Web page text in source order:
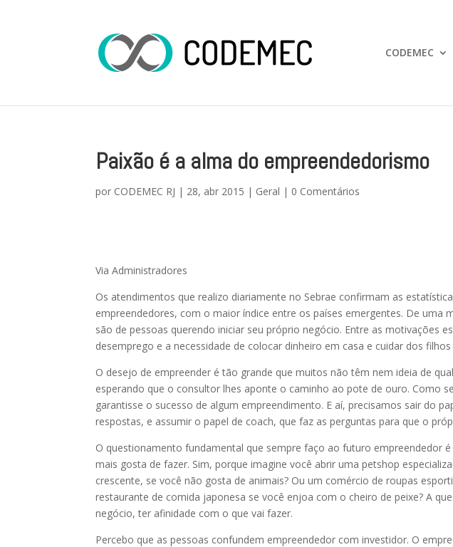
CODEMEC
Paixão é a alma do empreendedorismo
por CODEMEC RJ | 28, abr 2015 | Geral | 0 Comentários
Via Administradores
Os atendimentos que realizo diariamente no Sebrae confirmam as
empreendedores, com o maior índice entre os países emergentes. De uma
são de pessoas querendo iniciar seu próprio negócio. Entre as motivações
desemprego e a necessidade de colocar dinheiro em casa e cuidar dos
O desejo de empreender é tão grande que muitos não têm nem ideia de
esperando que o consultor lhes aponte o caminho ao pote de ouro. Como
garantisse o sucesso de algum empreendimento. E aí, precisamos sair do
respostas, e assumir o papel de coach, que faz as perguntas para que o
O questionamento fundamental que sempre faço ao futuro empreendedor
mais gosta de fazer. Sim, porque imagine você abrir uma petshop
crescente, se você não gosta de animais? Ou um comércio de roupas
restaurante de comida japonesa se você enjoa com o cheiro de peixe? A
negócio, ter afinidade com o que vai fazer.
Percebo que as pessoas confundem empreendedor com investidor. O